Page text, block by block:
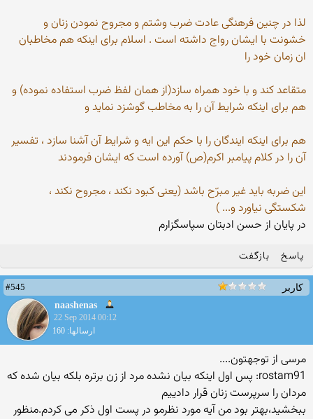
لذا در چنین فرهنگی عادت ضرب وشتم و مجروح نمودن زنان و
خشونت با ایشان رواج داشته است . اسلام برای اینكه هم مخاطبان
ان زمان خود را
متقاعد كند و با خود همراه سازد(از همان لفظ ضرب استفاده نموده) و
هم برای اینكه شرایط آن را به مخاطب گوشزد نماید و
هم برای اینكه ایندگان را با حكم این ایه و شرایط آن آشنا سازد ، تفسیر
آن را در كلام پیامبر اكرم(ص) آورده است كه ایشان فرمودند
این ضربه باید غیر مبرّح باشد (یعنی كبود نكند ، مجروح نكند ،
شكستگی نیاورد و... )
در پایان از حسن ادبتان سپاسگزارم
پاسخ بازگفت
کاربر
#545
naashenas
22 Sep 2014 00:12
ارسالها: 160
مرسی از توجهتون....
rostam91: پس اول اینکه بیان نشده مرد از زن برتره بلکه بیان شده که
مردان را سرپرست زنان قرار دادییم
ببخشید،بهتر بود من آیه مورد نظرمو در پست اول ذکر می کردم.منظور